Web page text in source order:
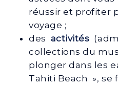
réussir et profiter
voyage ;
des activités
collections du
plonger dans les
Tahiti Beach », se